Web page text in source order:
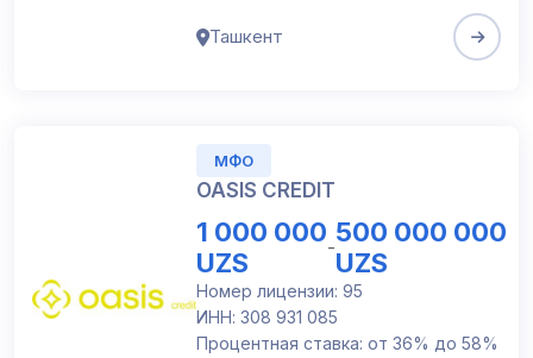
Ташкент
МФО
OASIS CREDIT
1 000 000
UZS
-500 000 000
UZS
Номер лицензии: 95
ИНН: 308 931 085
Процентная ставка: от 36% до 58%